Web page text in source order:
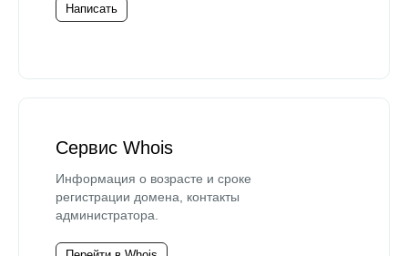
Написать
Сервис Whois
Информация о возрасте и сроке
регистрации домена, контакты
администратора.